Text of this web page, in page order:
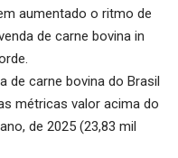
aumentado o ritmo de
de carne bovina in
de carne bovina do Brasil
métricas valor acima do
de 2025 (23,83 mil